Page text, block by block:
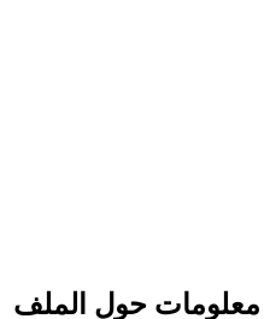
معلومات حول الملف